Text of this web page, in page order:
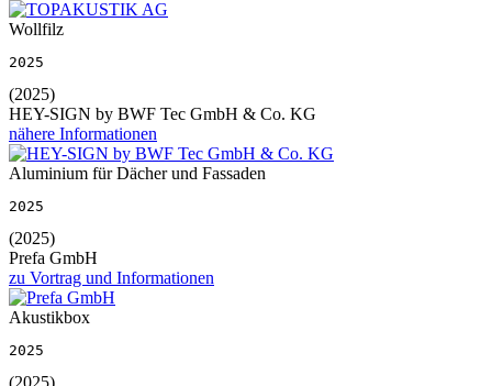
Wollfilz
2025
(2025)
HEY-SIGN by BWF Tec GmbH & Co. KG
nähere Informationen
Aluminium für Dächer und Fassaden
2025
(2025)
Prefa GmbH
zu Vortrag und Informationen
Akustikbox
2025
(2025)